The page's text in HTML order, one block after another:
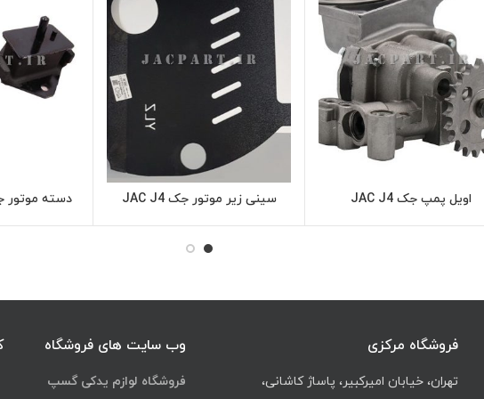
اطلاعات بیشتراویل پمپ جک JAC J4 اطلاعات بیشترسینی زیر موتور جک JAC J4
فروشگاه مرکزی
تهران، خیابان امیرکبیر، پاساژ کاشانی،
وب سایت های فروشگاه
فروشگاه لوازم یدکی گسپ